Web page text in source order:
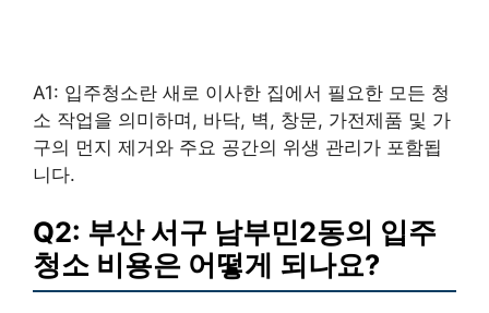
A1: 입주청소란 새로 이사한 집에서 필요한 모든 청
소 작업을 의미하며, 바닥, 벽, 창문, 가전제품 및 가
구의 먼지 제거와 주요 공간의 위생 관리가 포함됩
니다.
Q2: 부산 서구 남부민2동의 입주
청소 비용은 어떻게 되나요?